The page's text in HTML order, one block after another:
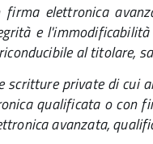
elettronica
e
al titolare,
private di cui
qualificata o con
avanzata,